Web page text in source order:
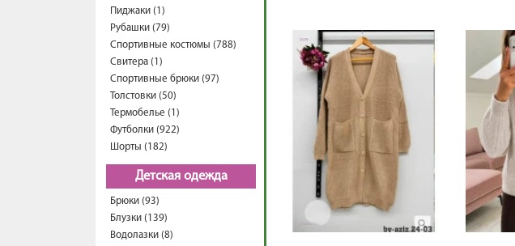
Пиджаки (1)
Рубашки (79)
Спортивные костюмы (788)
Свитера (1)
Спортивные брюки (97)
Толстовки (50)
Термобелье (1)
Футболки (922)
Шорты (182)
Детская одежда
Брюки (93)
Блузки (139)
Водолазки (8)